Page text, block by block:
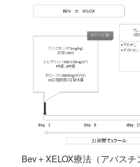
Bev＋XELOX療法（アバス